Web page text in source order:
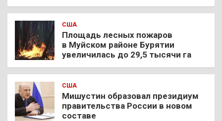
США
Площадь лесных пожаров
в Муйском районе Бурятии
увеличилась до 29,5 тысячи га
США
Мишустин образовал президиум
правительства России в новом
составе